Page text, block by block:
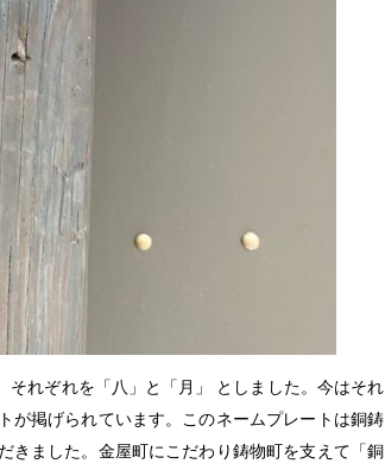
れぞれを「八」と「月」 としました。今はそれ
が掲げられています。このネームプレートは銅鋳
きました。金屋町にこだわり鋳物町を支えて「銅